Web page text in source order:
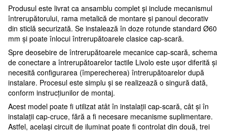
Produsul este livrat ca ansamblu complet și include mecanismul
întrerupătorului, rama metalică de montare și panoul decorativ
din sticlă securizată. Se instalează în doze rotunde standard Ø60
mm și poate înlocui întrerupătoarele clasice cap-scară.
Spre deosebire de întrerupătoarele mecanice cap-scară, schema
de conectare a întrerupătoarelor tactile Livolo este ușor diferită și
necesită configurarea (împerecherea) întrerupătoarelor după
instalare. Procesul este simplu și se realizează o singură dată,
conform instrucțiunilor de montaj.
Acest model poate fi utilizat atât în instalații cap-scară, cât și în
instalații cap-cruce, fără a fi necesare mecanisme suplimentare.
Astfel, același circuit de iluminat poate fi controlat din două, trei